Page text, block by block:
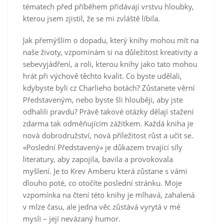
tématech před příběhem přidávají vrstvu hloubky,
kterou jsem zjistil, že se mi zvláště líbila.
Jak přemýšlím o dopadu, který knihy mohou mít na
naše životy, vzpomínám si na důležitost kreativity a
sebevyjádření, a roli, kterou knihy jako tato mohou
hrát při výchově těchto kvalit. Co byste udělali,
kdybyste byli cz Charlieho botách? Zůstanete věrní
Představeným, nebo byste šli hlouběji, aby jste
odhalili pravdu? Právě takové otázky dělají stažení
zdarma​ tak odměňujícím zážitkem. Každá kniha je
nová dobrodružství, nová příležitost růst a učit se.
«Poslední Představený» je důkazem trvající síly
literatury, aby zapojila, bavila a provokovala
myšlení. Je to Krev Amberu která zůstane s vámi
dlouho poté, co otočíte poslední stránku. Moje
vzpomínka na čtení této knihy je mlhavá, zahalená
v mlze času, ale jedna věc zůstává vyrytá v mé
mysli – její nevázaný humor.